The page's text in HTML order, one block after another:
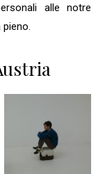
alle notre